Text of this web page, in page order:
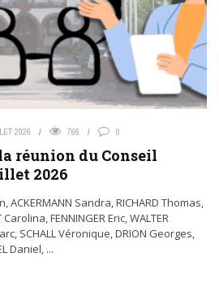
2026 766 0
réunion du Conseil
2026
ACKERMANN Sandra, RICHARD Thomas,
FENNINGER Eric, WALTER
SCHALL Véronique, DRION Georges,
Daniel, ...